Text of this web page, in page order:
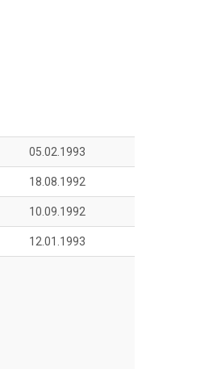
05.02.1993
18.08.1992
10.09.1992
12.01.1993